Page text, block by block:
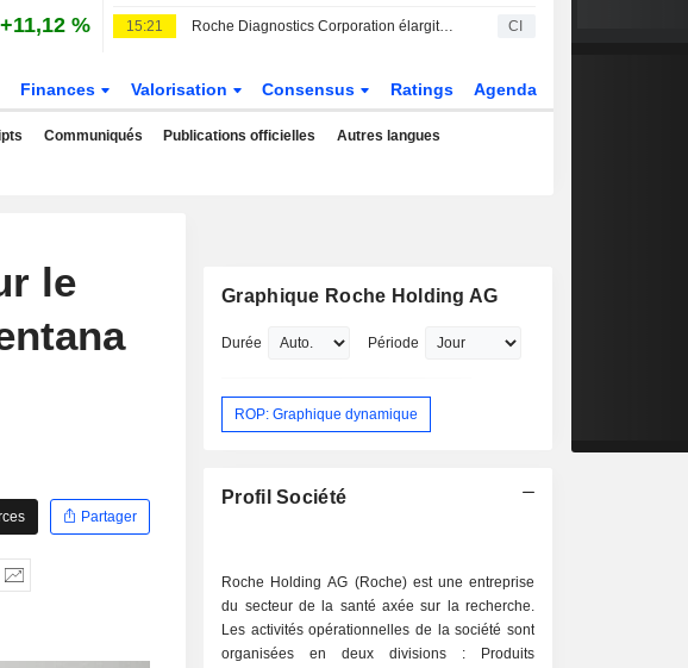
+11,12 % 15:21 Roche Diagnostics Corporation élargit son portefeuille de tests de dépistage de Cyclospora pour soutenir la réponse de santé publique aux États-Unis CI
Finances Valorisation Consensus Ratings Agenda
Communiqués Publications officielles Autres langues
le
Partager
Graphique Roche Holding AG
Durée Période
ROP: Graphique dynamique
Profil Société
Roche Holding AG (Roche) est une entreprise
du secteur de la santé axée sur la recherche.
Les activités opérationnelles de la société sont
organisées en deux divisions : Produits